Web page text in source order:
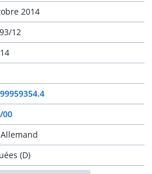
2014
12
99959354.4
00
Allemand
(D)